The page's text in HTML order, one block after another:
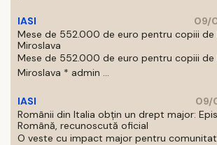
IASI
09/
Mese de 552.000 de euro pentru copiii de
Miroslava
Mese de 552.000 de euro pentru copiii de
Miroslava * admin ...
IASI
09/
Românii din Italia obțin un drept major:
Română, recunoscută oficial
O veste cu impact major pentru